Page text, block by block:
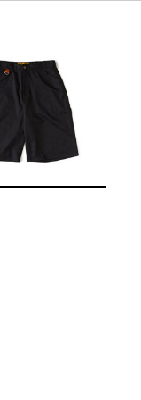
後、形を整えて干して
け下さい。アイロンを
にはアイロンを当てな